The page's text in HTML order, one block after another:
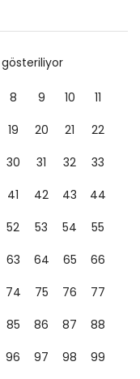
gösteriliyor
8 9 10
11
19 20 21
22
30 31 32
33
41 42 43
44
52 53 54
55
63 64 65
66
74 75 76
77
85 86 87
88
96 97 98
99